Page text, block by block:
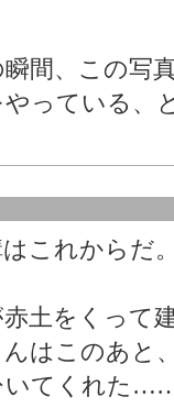
瞬間、この写
やっている、
はこれから
土をくって
んはこのあと
いてくれた